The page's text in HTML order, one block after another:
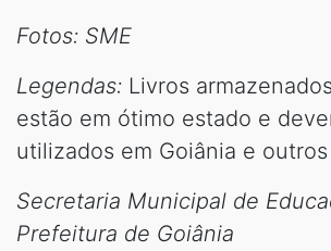
Fotos: SME
Legendas: Livros
estão em ótimo estado e
utilizados em Goiânia e
Secretaria Municipal de
Prefeitura de Goiânia